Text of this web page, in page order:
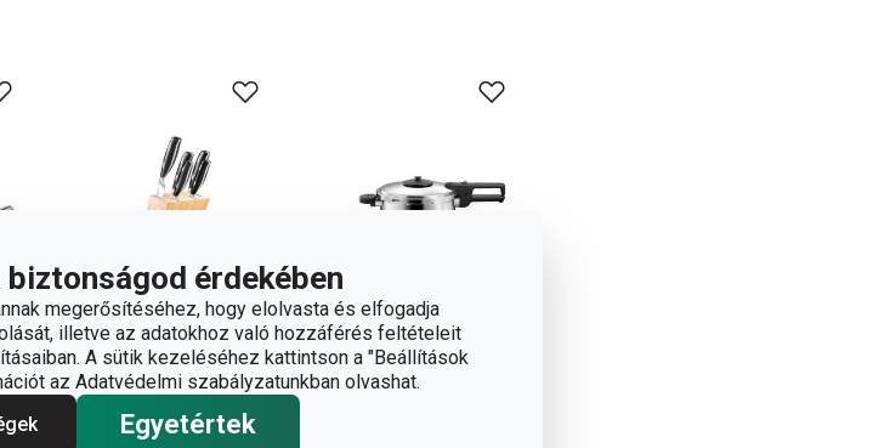
érdekében
megerősítéséhez, hogy elolvasta és elfogadja
illetve az adatokhoz való hozzáférés feltételeit
A sütik kezeléséhez kattintson a "Beállítások
az Adatvédelmi szabályzatunkban olvashat.
Egyetértek
-23 %
Ingyen szállítás
Ingyen szállítás